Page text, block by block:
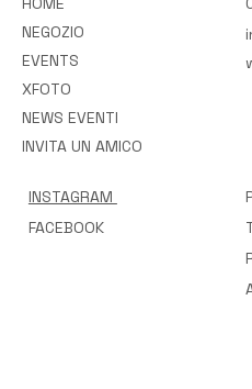
NEGOZIO
EVENTS
XFOTO
NEWS EVENTI
INVITA UN AMICO
INSTAGRAM
FACEBOOK